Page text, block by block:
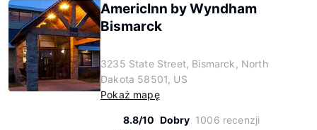
AmericInn by Wyndham
Bismarck
3235 State Street, Bismarck, North
Dakota 58501, US
Pokaż mapę
8.8/10 Dobry 1006 recenzji